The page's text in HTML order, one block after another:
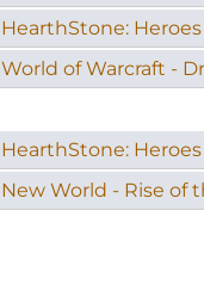
HearthStone:
World of Warcraft -
HearthStone:
New World - Rise of